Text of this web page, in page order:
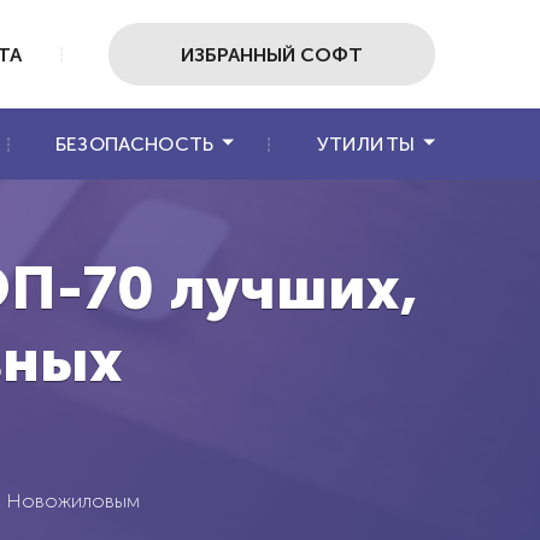
ИЗБРАННЫЙ СОФТ
БЕЗОПАСНОСТЬ УТИЛИТЫ
70 лучших,
Новожиловым